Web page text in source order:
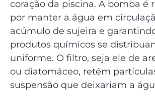
coração da piscina. A bomba é
por manter a água em
acúmulo de sujeira e
produtos químicos se
uniforme. O filtro, seja ele de
ou diatomáceo, retém
suspensão que deixariam a